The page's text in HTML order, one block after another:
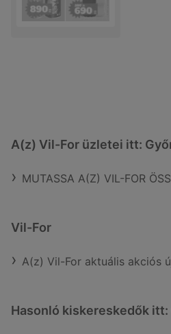
A(z) Vil-For üzletei itt:
MUTASSA A(Z) VIL-FOR
Vil-For
A(z) Vil-For aktuális akciós
Hasonló kiskereskedők itt: